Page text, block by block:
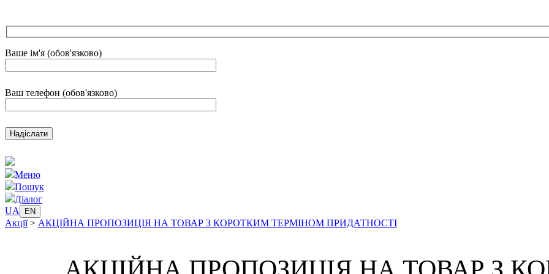
Ваше ім'я (обов'язково)
Ваш телефон (обов'язково)
Меню
Пошук
Діалог
UA
EN
Акції> АКЦІЙНА ПРОПОЗИЦІЯ НА ТОВАР З КОРОТКИМ ТЕРМІНОМ ПРИДАТНОСТІ